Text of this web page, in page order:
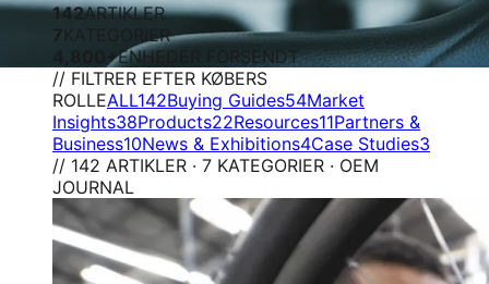
142ARTIKLER
7 KATEGORIER
4,800+ENHEDER FORSENDT
// FILTRER EFTER KØBERS
ROLLEALL142Buying Guides54Market
Insights38Products22Resources11Partners &
Business10News & Exhibitions4Case Studies3
// 142 ARTIKLER · 7 KATEGORIER · OEM
JOURNAL